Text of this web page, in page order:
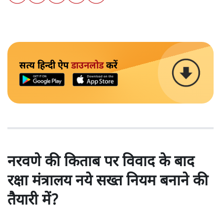
सत्य हिन्दी ऐपडाउनलोडकरें
नरवणे की किताब पर विवाद के बाद
रक्षा मंत्रालय नये सख्त नियम बनाने की
तैयारी में?